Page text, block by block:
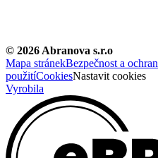
© 2026 Abranova s.r.o
Mapa stránekBezpečnost a
použitíCookiesNastavit cookies
Vyrobila